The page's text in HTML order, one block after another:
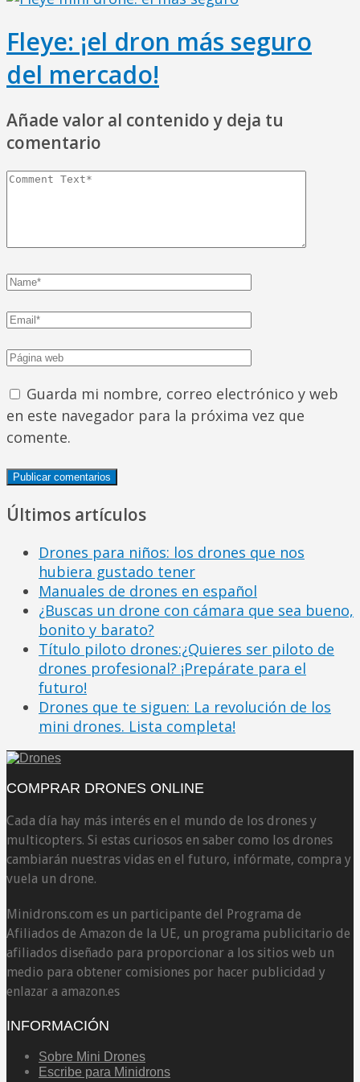
Fleye: ¡el dron más seguro
del mercado!
Añade valor al contenido y deja tu
comentario
Guarda mi nombre, correo electrónico y web
en este navegador para la próxima vez que
comente.
Últimos artículos
Drones para niños: los drones que nos
hubiera gustado tener
Manuales de drones en español
¿Buscas un drone con cámara que sea bueno,
bonito y barato?
Título piloto drones:¿Quieres ser piloto de
drones profesional? ¡Prepárate para el
futuro!
Drones que te siguen: La revolución de los
mini drones. Lista completa!
COMPRAR DRONES ONLINE
Cada día hay más interés ​​en el mundo de los drones y
multicopters. Si estas curiosos en saber como los drones
cambiarán nuestras vidas en el futuro, infórmate, compra y
vuela un drone.
Minidrons.com es un participante del Programa de
Afiliados de Amazon de la UE, un programa publicitario de
afiliados diseñado para proporcionar a los sitios web un
medio para obtener comisiones por hacer publicidad y
enlazar a amazon.es
INFORMACIÓN
Sobre Mini Drones
Escribe para Minidrons